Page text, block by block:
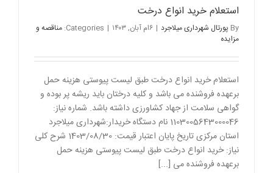
استعلام خرید انواع درخت
By پورتال شهرداری میلاجرد | ۶ام آبان, ۱۴۰۳ |
Categories: مناقصه و
مزایده
استعلام خرید انواع درخت طبق لیست پیوستی هزینه حمل
برعهده فروشنده می باشد و کلیه درختان باید ریشه پر بوده و
گواهی سلامت از جهاد کشاورزی داشته باشد. شماره نیاز:
1103005643000046 نام دستگاه خریدار:شهرداری میلاجرد
استان مرکزی تاریخ پایان اعتبار قیمت: 1403/08/30 شرح کلی
نیاز: خرید انواع درخت طبق لیست پیوستی هزینه حمل
برعهده فروشنده می [...]